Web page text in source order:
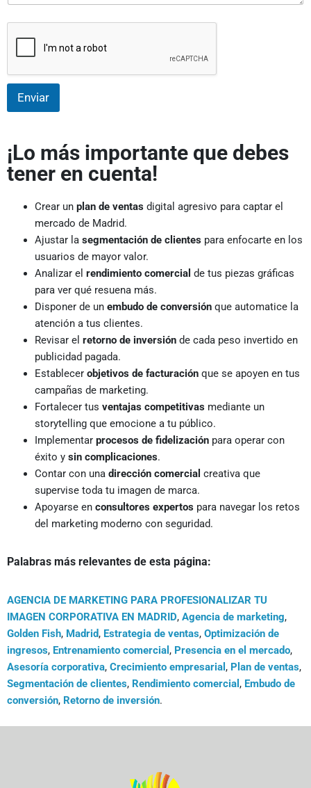
Enviar
¡Lo más importante que debes
tener en cuenta!
Crear un plan de ventas digital agresivo para captar el
mercado de Madrid.
Ajustar la segmentación de clientes para enfocarte en los
usuarios de mayor valor.
Analizar el rendimiento comercial de tus piezas gráficas
para ver qué resuena más.
Disponer de un embudo de conversión que automatice la
atención a tus clientes.
Revisar el retorno de inversión de cada peso invertido en
publicidad pagada.
Establecer objetivos de facturación que se apoyen en tus
campañas de marketing.
Fortalecer tus ventajas competitivas mediante un
storytelling que emocione a tu público.
Implementar procesos de fidelización para operar con
éxito y sin complicaciones.
Contar con una dirección comercial creativa que
supervise toda tu imagen de marca.
Apoyarse en consultores expertos para navegar los retos
del marketing moderno con seguridad.
Palabras más relevantes de esta página:
AGENCIA DE MARKETING PARA PROFESIONALIZAR TU
IMAGEN CORPORATIVA EN MADRID, Agencia de marketing,
Golden Fish, Madrid, Estrategia de ventas, Optimización de
ingresos, Entrenamiento comercial , Presencia en el mercado,
Asesoría corporativa, Crecimiento empresarial , Plan de ventas,
Segmentación de clientes, Rendimiento comercial , Embudo de
conversión, Retorno de inversión.